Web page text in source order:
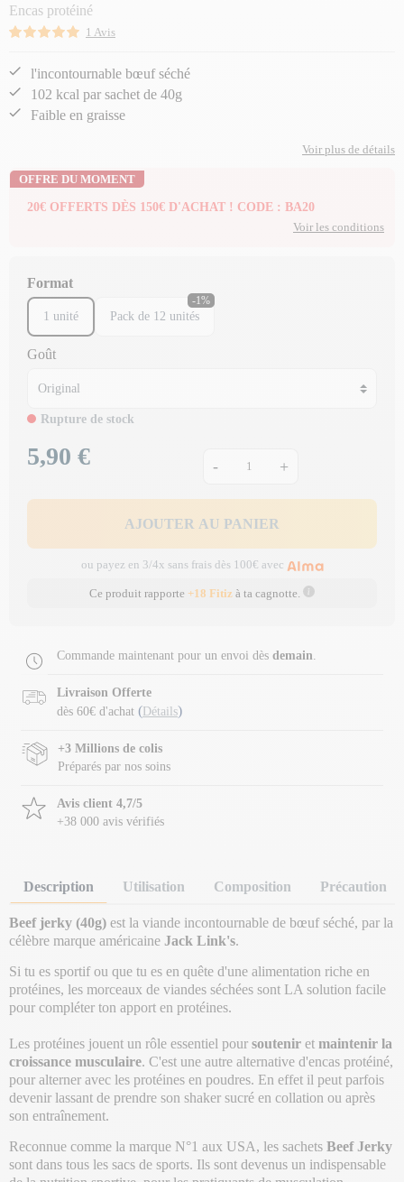
Encas protéiné
1 Avis
l'incontournable bœuf séché
102 kcal par sachet de 40g
Faible en graisse
Voir plus de détails
OFFRE DU MOMENT
20€ OFFERTS DÈS 150€ D'ACHAT ! CODE : BA20
Voir les conditions
Format
1 unité
-1%
Pack de 12 unités
Goût
Rupture de stock
Prix
5,90 € - +
AJOUTER AU PANIER
ou payez en 3/4x sans frais dès 100€ avec
Ce produit rapporte +18 Fitiz à ta cagnotte.
Commande maintenant pour un envoi dès demain.
Livraison Offerte
dès 60€ d'achat ( Détails)
+3 Millions de colis
Préparés par nos soins
Avis client 4,7/5
+38 000 avis vérifiés
Description Utilisation Composition Précaution
Beef jerky (40g) est la viande incontournable de bœuf séché, par la
célèbre marque américaine Jack Link's.
Si tu es sportif ou que tu es en quête d'une alimentation riche en
protéines, les morceaux de viandes séchées sont LA solution facile
pour compléter ton apport en protéines.
Les protéines jouent un rôle essentiel pour soutenir et maintenir la
croissance musculaire. C'est une autre alternative d'encas protéiné,
pour alterner avec les protéines en poudres. En effet il peut parfois
devenir lassant de prendre son shaker sucré en collation ou après
son entraînement.
Reconnue comme la marque N°1 aux USA, les sachets Beef Jerky
sont dans tous les sacs de sports. Ils sont devenus un indispensable